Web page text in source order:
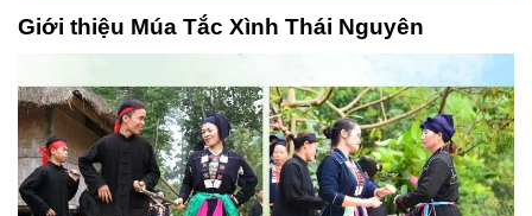
Giới thiệu Múa Tắc Xình Thái Nguyên